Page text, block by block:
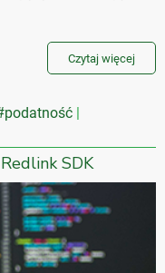
Czytaj więcej
SDK